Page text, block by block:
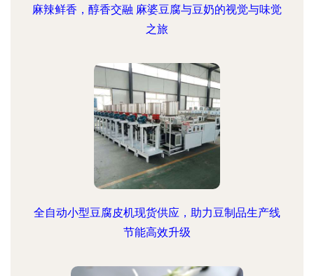
麻辣鲜香，醇香交融 麻婆豆腐与豆奶的视觉与味觉
之旅
全自动小型豆腐皮机现货供应，助力豆制品生产线
节能高效升级